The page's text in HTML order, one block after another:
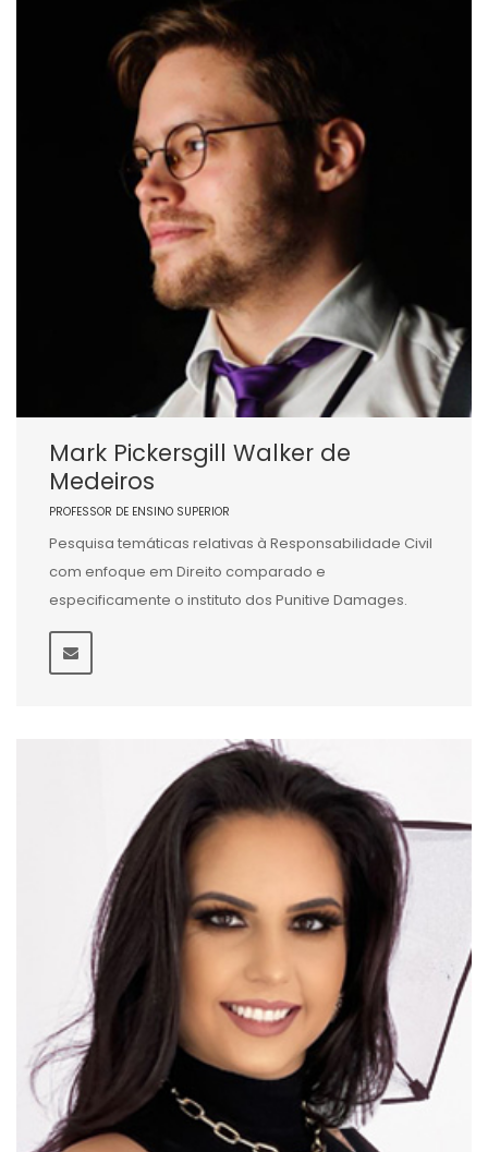
Mark Pickersgill Walker de
Medeiros
PROFESSOR DE ENSINO SUPERIOR
Pesquisa temáticas relativas à Responsabilidade Civil
com enfoque em Direito comparado e
especificamente o instituto dos Punitive Damages.